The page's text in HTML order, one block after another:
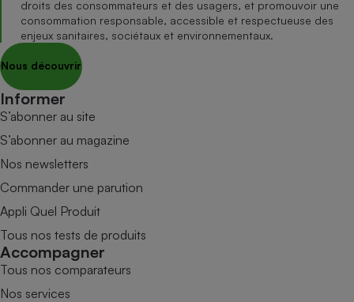
droits des consommateurs et des usagers, et promouvoir une
consommation responsable, accessible et respectueuse des
enjeux sanitaires, sociétaux et environnementaux.
Nous découvrir
Informer
S’abonner au site
S’abonner au magazine
Nos newsletters
Commander une parution
Appli Quel Produit
Tous nos tests de produits
Accompagner
Tous nos comparateurs
Nos services